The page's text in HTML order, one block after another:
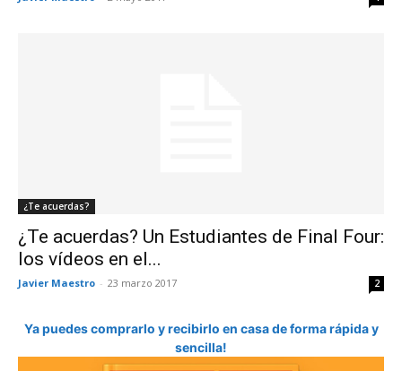
¿Te acuerdas?
¿Te acuerdas? Un Estudiantes de Final Four:
los vídeos en el...
Javier Maestro - 23 marzo 2017 2
Ya puedes comprarlo y recibirlo en casa de forma rápida y
sencilla!